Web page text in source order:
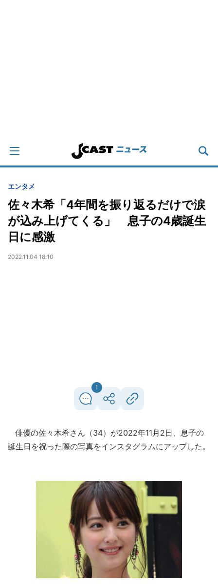
エンタメ
佐々木希「4年間を振り返るだけで涙
が込み上げてくる」 息子の4歳誕生
日に感激
2022.11.04 18:10
1
俳優の佐々木希さん（34）が2022年11月2日、息子の
誕生日を祝った際の写真をインスタグラムにアップした。